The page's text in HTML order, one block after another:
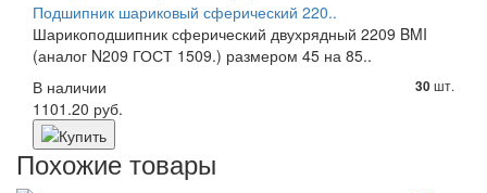
Подшипник шариковый сферический 220..
Шарикоподшипник сферический двухрядный 2209 BMI
(аналог N209 ГОСТ 1509.) размером 45 на 85..
В наличии
30шт.
1101.20 руб.
Похожие товары